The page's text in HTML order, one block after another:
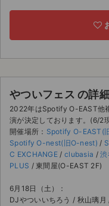
スポーツ
ご利用ガイド
ご利用ガイド
手数料・お支払い方法
AIに質問する
やついフェス の詳細
2022年はSpotify O-EAST他
演が決定しております。(6/2
開催場所： Spotify O-EAST(
Spotify O-nest(旧O-nest) /
C EXCHANGE / clubasia /渋
PLUS / 東間屋(O-EAST 2F)
6月18日（土）：
DJやついいちろう / 秋山璃